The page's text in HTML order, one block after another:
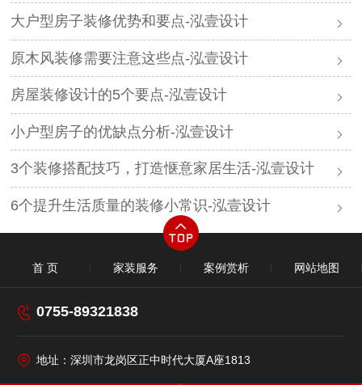
大户型房子装修优势和要点-泓壹设计
原木风装修需要注意这些点-泓壹设计
房屋装修设计的5个要点-泓壹设计
小户型房子的优缺点分析-泓壹设计
3个装修搭配技巧，打造惬意家居生活-泓壹设计
6个提升生活质量的装修小常识-泓壹设计​
首 页 家装服务 案例赏析 网站地图
0755-89321838
地址：深圳市龙岗区正中时代大厦A座1813